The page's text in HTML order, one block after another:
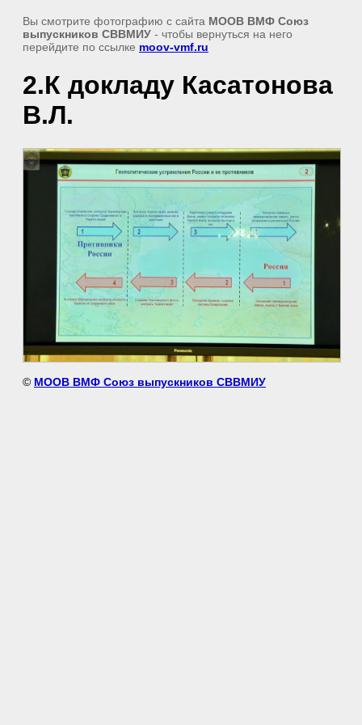
Вы смотрите фотографию с сайта МООВ ВМФ Союз
выпускников СВВМИУ - чтобы вернуться на него
перейдите по ссылке moov-vmf.ru
2.К докладу Касатонова
В.Л.
© МООВ ВМФ Союз выпускников СВВМИУ